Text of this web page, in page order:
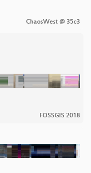
ChaosWest @ 35c3
FOSSGIS 2018